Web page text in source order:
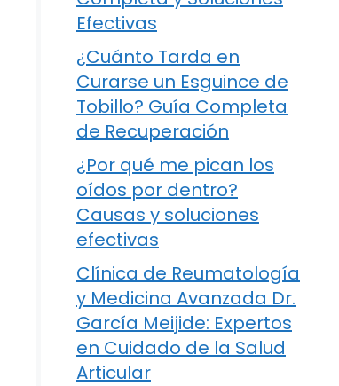
Efectivas
¿Cuánto Tarda en
Curarse un Esguince de
Tobillo? Guía Completa
de Recuperación
¿Por qué me pican los
oídos por dentro?
Causas y soluciones
efectivas
Clínica de Reumatología
y Medicina Avanzada Dr.
García Meijide: Expertos
en Cuidado de la Salud
Articular